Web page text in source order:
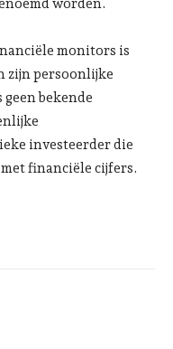
worden.
monitors is
zijn persoonlijke
bekende
investeerder die
financiële cijfers.